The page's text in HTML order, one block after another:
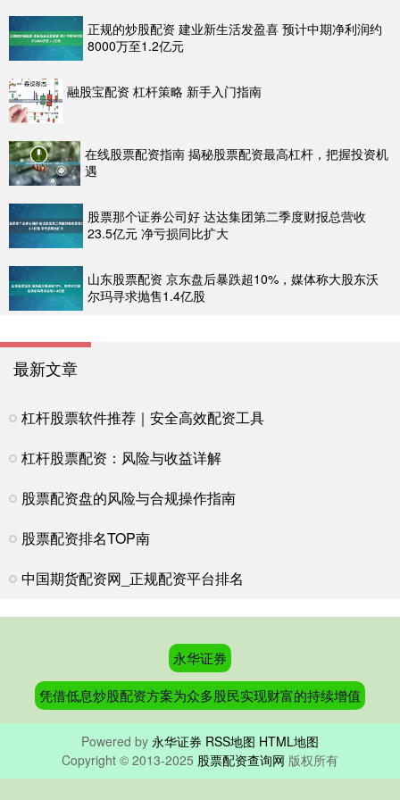
正规的炒股配资 建业新生活发盈喜 预计中期净利润约
8000万至1.2亿元
融股宝配资 杠杆策略 新手入门指南
在线股票配资指南 揭秘股票配资最高杠杆，把握投资机
遇
股票那个证券公司好 达达集团第二季度财报总营收
23.5亿元 净亏损同比扩大
山东股票配资 京东盘后暴跌超10%，媒体称大股东沃
尔玛寻求抛售1.4亿股
最新文章
杠杆股票软件推荐｜安全高效配资工具
杠杆股票配资：风险与收益详解
股票配资盘的风险与合规操作指南
股票配资排名TOP南
中国期货配资网_正规配资平台排名
永华证券
凭借低息炒股配资方案为众多股民实现财富的持续增值
Powered by 永华证券 RSS地图 HTML地图
Copyright © 2013-2025 股票配资查询网 版权所有